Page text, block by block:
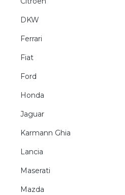
DKW
Ferrari
Fiat
Ford
Honda
Jaguar
Karmann Ghia
Lancia
Maserati
Mazda